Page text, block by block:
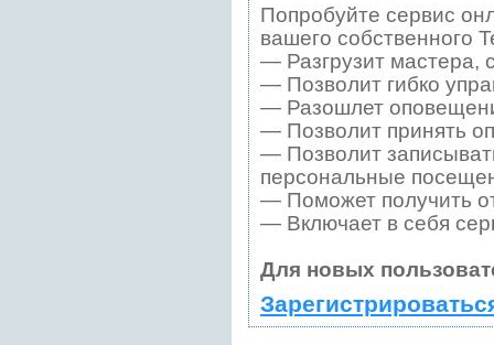
Попробуйте сервис
вашего собственного
— Разгрузит мастера,
— Позволит гибко
— Разошлет
— Позволит принять
— Позволит
персональные
— Поможет получить
— Включает в себя
Для новых